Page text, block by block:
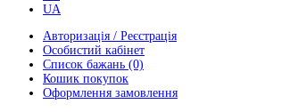
UA
Авторизація / Реєстрація
Особистий кабінет
Список бажань (0)
Кошик покупок
Оформлення замовлення